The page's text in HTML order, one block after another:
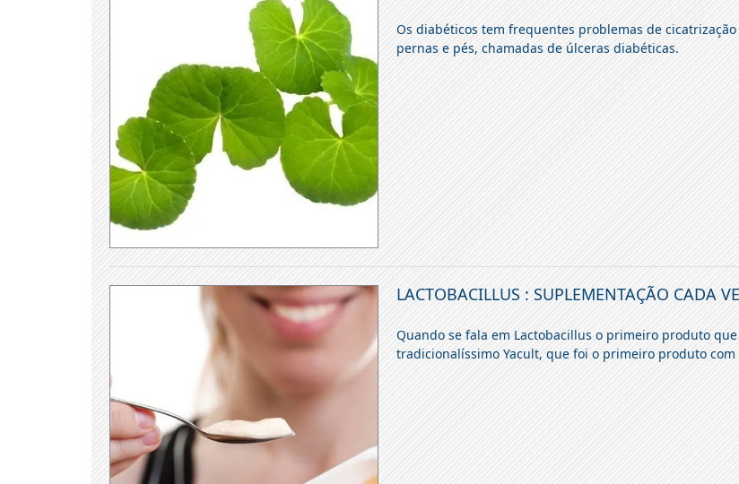
Os diabéticos tem frequentes problemas de
pernas e pés, chamadas de úlceras diabéticas.
LACTOBACILLUS : SUPLEMENTAÇÃO CADA
Quando se fala em Lactobacillus o primeiro produto
tradicionalíssimo Yacult, que foi o primeiro produto